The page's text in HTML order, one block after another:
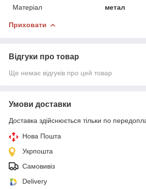
Матеріал
метал
Приховати
Відгуки про товар
Ще немає відгуків про цей товар
Умови доставки
Доставка здійснюється тільки по
Нова Пошта
Укрпошта
Самовивіз
Delivery